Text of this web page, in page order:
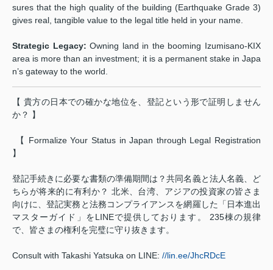
sures that the high quality of the building (Earthquake Grade 3)
gives real, tangible value to the legal title held in your name.
Strategic Legacy: Owning land in the booming Izumisano-KIX
area is more than an investment; it is a permanent stake in Japa
n’s gateway to the world.
【 貴方の日本での確かな地位を、登記という形で証明しません
か？ 】
【 Formalize Your Status in Japan through Legal Registration
】
登記手続きに必要な書類の準備期間は？共同名義と法人名義、ど
ちらが将来的に有利か？ 北米、台湾、アジアの投資家の皆さま
向けに、登記実務と法務コンプライアンスを網羅した「日本進出
マスターガイド」をLINEで提供しております。 235棟の規律
で、皆さまの権利を完璧に守り抜きます。
Consult with Takashi Yatsuka on LINE: //lin.ee/JhcRDcE